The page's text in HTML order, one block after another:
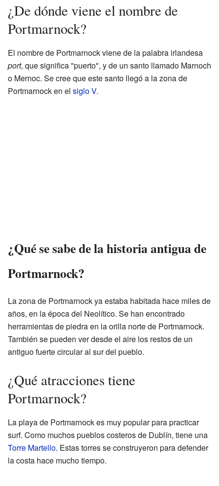
¿De dónde viene el nombre de
Portmarnock?
El nombre de Portmarnock viene de la palabra irlandesa
port, que significa "puerto", y de un santo llamado Marnoch
o Mernoc. Se cree que este santo llegó a la zona de
Portmarnock en el siglo V.
¿Qué se sabe de la historia antigua de
Portmarnock?
La zona de Portmarnock ya estaba habitada hace miles de
años, en la época del Neolítico. Se han encontrado
herramientas de piedra en la orilla norte de Portmarnock.
También se pueden ver desde el aire los restos de un
antiguo fuerte circular al sur del pueblo.
¿Qué atracciones tiene
Portmarnock?
La playa de Portmarnock es muy popular para practicar
surf. Como muchos pueblos costeros de Dublín, tiene una
Torre Martello. Estas torres se construyeron para defender
la costa hace mucho tiempo.